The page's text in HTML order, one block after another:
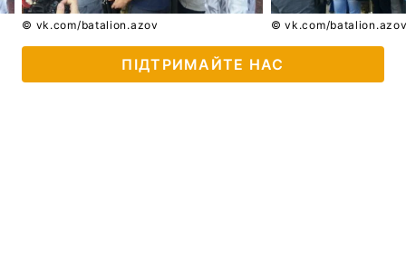
© vk.com/batalion.azov © vk.com/
ПІДТРИМАЙТЕ НАС